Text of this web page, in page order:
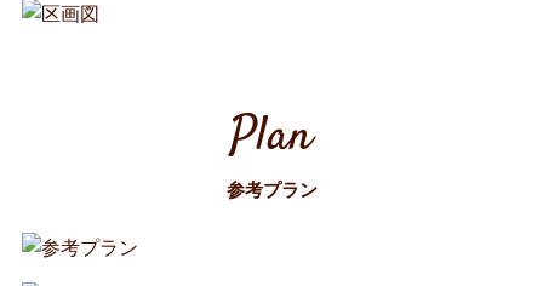
Plan
参考プラン